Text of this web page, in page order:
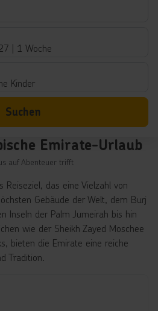
1 Woche
Kinder
Suchen
Emirate-Urlaub
auf Abenteuer trifft
Reiseziel, das eine Vielzahl von
Gebäude der Welt, dem Burj
Inseln der Palm Jumeirah bis hin
wie der Sheikh Zayed Moschee
bieten die Emirate eine reiche
Tradition.